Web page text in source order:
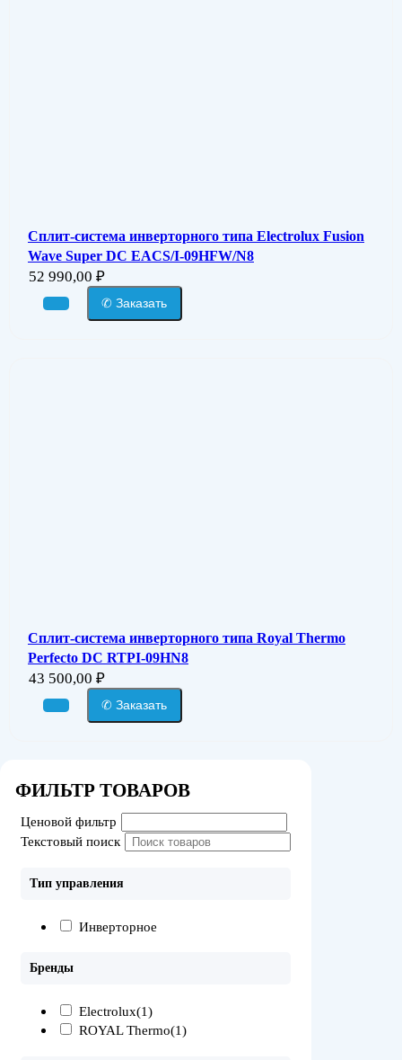
Сплит-система инверторного типа Electrolux Fusion
Wave Super DC EACS/I-09HFW/N8
52 990,00 ₽
✆ Заказать
Сплит-система инверторного типа Royal Thermo
Perfecto DC RTPI-09HN8
43 500,00 ₽
✆ Заказать
ФИЛЬТР ТОВАРОВ
Ценовой фильтр
Текстовый поиск
Тип управления
Инверторное
Бренды
Electrolux(1)
ROYAL Thermo(1)